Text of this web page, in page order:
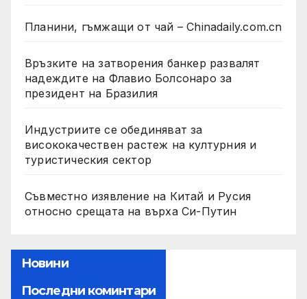
Планини, гъмжащи от чай – Chinadaily.com.cn
Връзките на затворения банкер развалят
надеждите на Флавио Болсонаро за
президент на Бразилия
Индустриите се обединяват за
висококачествен растеж на културния и
туристическия сектор
Съвместно изявление на Китай и Русия
относно срещата на върха Си-Путин
Новини
Последни коминтари